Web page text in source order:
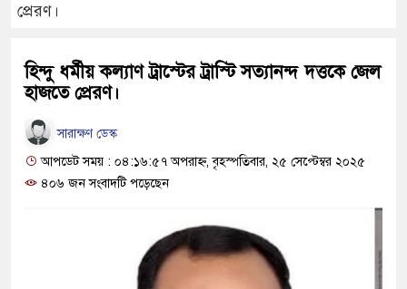
প্রেরণ।
হিন্দু ধর্মীয় কল্যাণ ট্রাস্টের ট্রাস্টি সত্যানন্দ দত্তকে জেল
হাজতে প্রেরণ।
সারাক্ষণ ডেস্ক
আপডেট সময় : ০৪:১৬:৫৭ অপরাহ্ন, বৃহস্পতিবার, ২৫ সেপ্টেম্বর ২০২৫
৪০৬ জন সংবাদটি পড়েছেন